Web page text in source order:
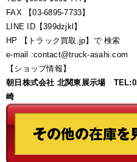
FAX 【03-6895-7733】
LINE ID【399dzjkl】
HP 【トラック買取.jp】で 検索
e-mail :contact@truck-asahi.com
【ショップ情報】
朝日株式会社 北関東展示場
崎